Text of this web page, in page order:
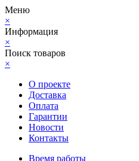
Меню
×
Информация
×
Поиск товаров
×
О проекте
Доставка
Оплата
Гарантии
Новости
Контакты
Время работы